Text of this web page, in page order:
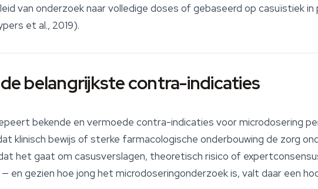
van onderzoek naar volledige doses of gebaseerd op casuïstiek
et al., 2019).
belangrijkste contra-indicaties
bekende en vermoede contra-indicaties voor microdosering
klinisch bewijs of sterke farmacologische onderbouwing de zorg
het gaat om casusverslagen, theoretisch risico of
en gezien hoe jong het microdoseringonderzoek is, valt daar een